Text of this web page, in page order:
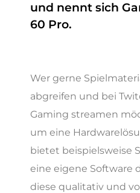
und nennt sich
60 Pro.
Wer gerne
abgreifen und bei
Gaming streamen
um eine
bietet beispielsweise
eine eigene Software
diese qualitativ und